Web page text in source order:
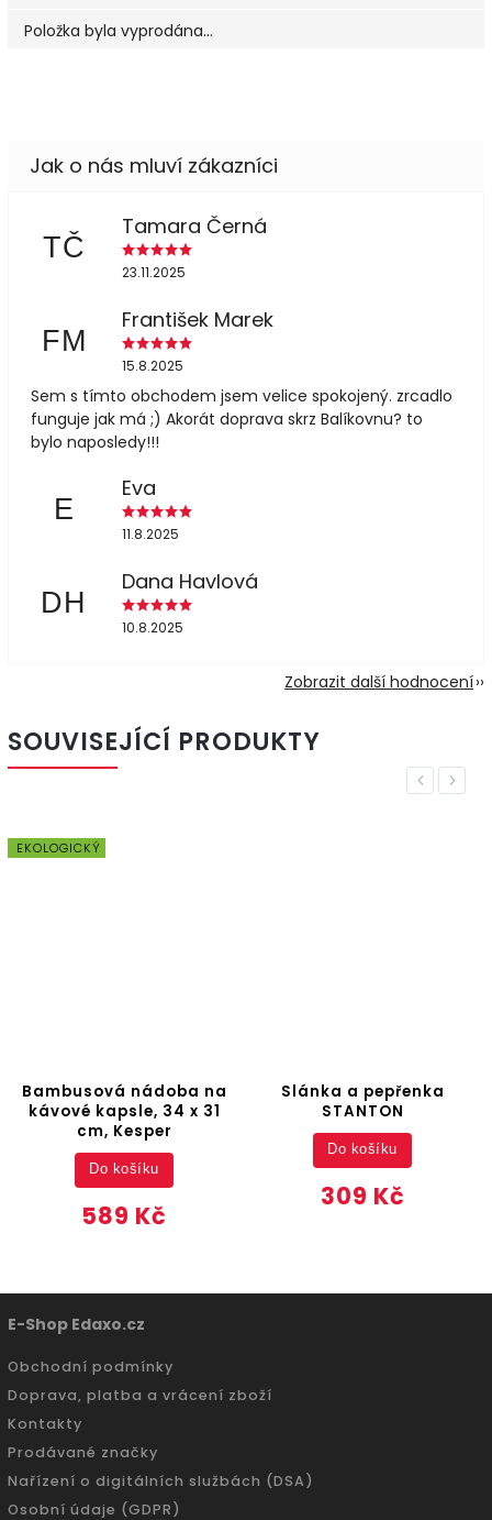
Položka byla vyprodána…
TČ
Tamara Černá
23.11.2025
FM
František Marek
15.8.2025
Sem s tímto obchodem jsem velice spokojený. zrcadlo
funguje jak má ;) Akorát doprava skrz Balíkovnu? to
bylo naposledy!!!
E
Eva
11.8.2025
DH
Dana Havlová
10.8.2025
Zobrazit další hodnocení
SOUVISEJÍCÍ PRODUKTY
Previous
EKOLOGICKÝ
Bambusová nádoba na
kávové kapsle, 34 x 31
cm, Kesper
589 Kč
Do košíku
Slánka a pepřenka
STANTON
309 Kč
Do košíku
Next
E-Shop Edaxo.cz
Obchodní podmínky
Doprava, platba a vrácení zboží
Kontakty
Prodávané značky
Nařízení o digitálních službách (DSA)
Osobní údaje (GDPR)